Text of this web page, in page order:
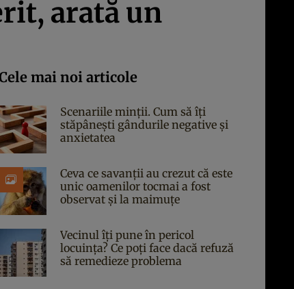
arată un
mai noi articole
Scenariile minții. Cum să îți
stăpânești gândurile negative și
anxietatea
Ceva ce savanții au crezut că este
unic oamenilor tocmai a fost
observat și la maimuțe
Vecinul îți pune în pericol
locuința? Ce poți face dacă refuză
să remedieze problema